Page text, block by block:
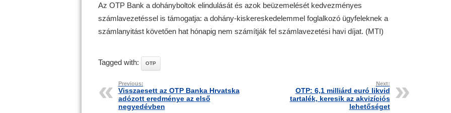
Az OTP Bank a dohányboltok elindulását és azok beüzemelését kedvezményes
számlavezetéssel is támogatja: a dohány-kiskereskedelemmel foglalkozó ügyfeleknek a
számlanyitást követően hat hónapig nem számítják fel számlavezetési havi díjat. (MTI)
Tagged with: OTP
Previous:
Visszaesett az OTP Banka Hrvatska
adózott eredménye az első
negyedévben
Next:
OTP: 6,1 milliárd euró likvid
tartalék, keresik az akvizíciós
lehetőséget